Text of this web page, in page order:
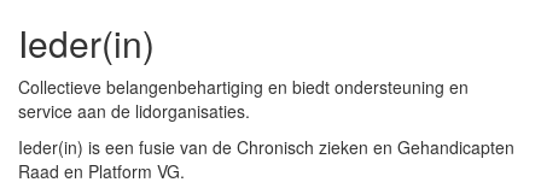
Ieder(in)
Collectieve belangenbehartiging en biedt ondersteuning en
service aan de lidorganisaties.
Ieder(in) is een fusie van de Chronisch zieken en Gehandicapten
Raad en Platform VG.